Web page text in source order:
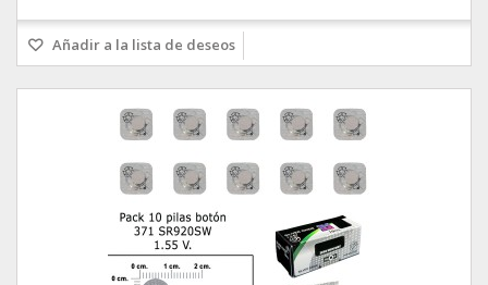
Añadir a la lista de deseos